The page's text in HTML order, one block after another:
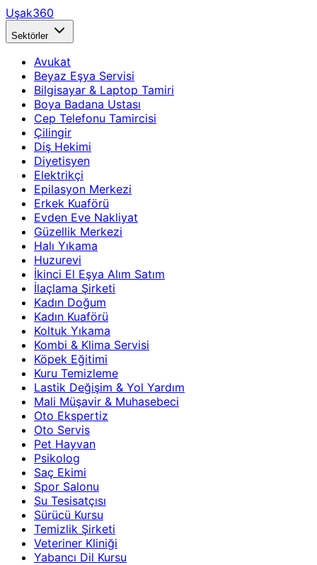
Uşak360
Sektörler
Avukat
Beyaz Eşya Servisi
Bilgisayar & Laptop Tamiri
Boya Badana Ustası
Cep Telefonu Tamircisi
Çilingir
Diş Hekimi
Diyetisyen
Elektrikçi
Epilasyon Merkezi
Erkek Kuaförü
Evden Eve Nakliyat
Güzellik Merkezi
Halı Yıkama
Huzurevi
İkinci El Eşya Alım Satım
İlaçlama Şirketi
Kadın Doğum
Kadın Kuaförü
Koltuk Yıkama
Kombi & Klima Servisi
Köpek Eğitimi
Kuru Temizleme
Lastik Değişim & Yol Yardım
Mali Müşavir & Muhasebeci
Oto Ekspertiz
Oto Servis
Pet Hayvan
Psikolog
Saç Ekimi
Spor Salonu
Su Tesisatçısı
Sürücü Kursu
Temizlik Şirketi
Veteriner Kliniği
Yabancı Dil Kursu